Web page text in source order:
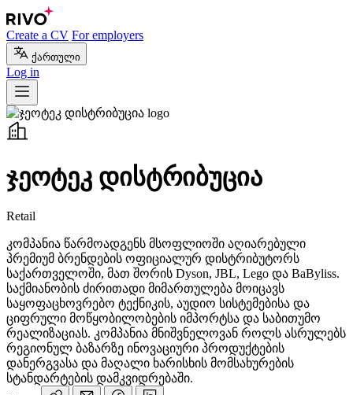
Create a CV For employers
ქართული
Log in
ჯეოტეკ დისტრიბუცია
Retail
კომპანია წარმოადგენს მსოფლიოში აღიარებული
პრემიუმ ბრენდების ოფიციალურ დისტრიბუტორს
საქართველოში, მათ შორის Dyson, JBL, Lego და BaByliss.
საქმიანობის ძირითადი მიმართულება მოიცავს
საყოფაცხოვრებო ტექნიკის, აუდიო სისტემებისა და
ციფრული მოწყობილობების იმპორტსა და საბითუმო
რეალიზაციას. კომპანია მნიშვნელოვან როლს ასრულებს
რეგიონულ ბაზარზე ინოვაციური პროდუქტების
დანერგვასა და მაღალი ხარისხის მომსახურების
სტანდარტების დამკვიდრებაში.